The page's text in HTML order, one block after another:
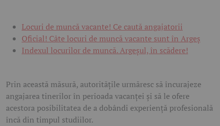
Locuri de muncă vacante! Ce caută angajatorii
Oficial! Câte locuri de muncă vacante sunt în Argeș
Indexul locurilor de muncă. Argeșul, în scădere!
Prin această măsură, autoritățile urmăresc să încurajeze
angajarea tinerilor în perioada vacanței și să le ofere
acestora posibilitatea de a dobândi experiență profesională
încă din timpul studiilor.